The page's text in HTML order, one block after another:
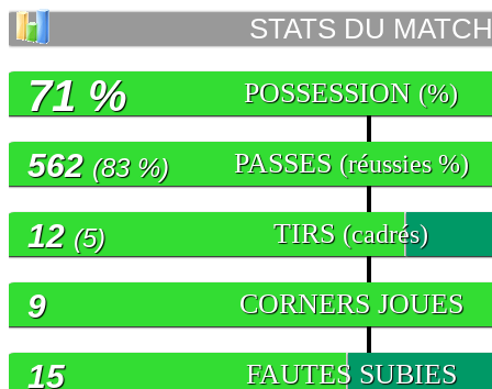
STATS DU MATCH
POSSESSION (%)
71 %
PASSES (réussies %)
562 (83 %)
TIRS (cadrés)
12 (5)
CORNERS JOUES
9
FAUTES SUBIES
15